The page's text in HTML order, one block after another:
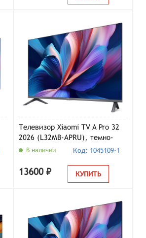
Телевизор Xiaomi TV A Pro 32
2026 (L32MB-APRU), темно-
серый
В наличии Код: 1045109-1
13600 ₽ КУПИТЬ